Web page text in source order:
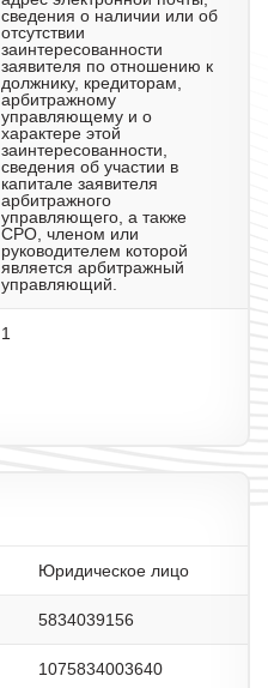
сведения о наличии или об
отсутствии
заинтересованности
заявителя по отношению к
должнику, кредиторам,
арбитражному
управляющему и о
характере этой
заинтересованности,
сведения об участии в
капитале заявителя
арбитражного
управляющего, а также
СРО, членом или
руководителем которой
является арбитражный
управляющий.
1
Юридическое лицо
5834039156
1075834003640